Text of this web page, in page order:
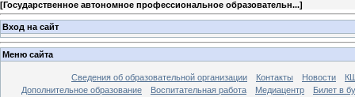
[Государственное автономное профессиональное образовательн...]
Вход на сайт
Меню сайта
Сведения об образовательной организации Контакты Новости
Дополнительное образование
Воспитательная работа Медиацентр
Билет в